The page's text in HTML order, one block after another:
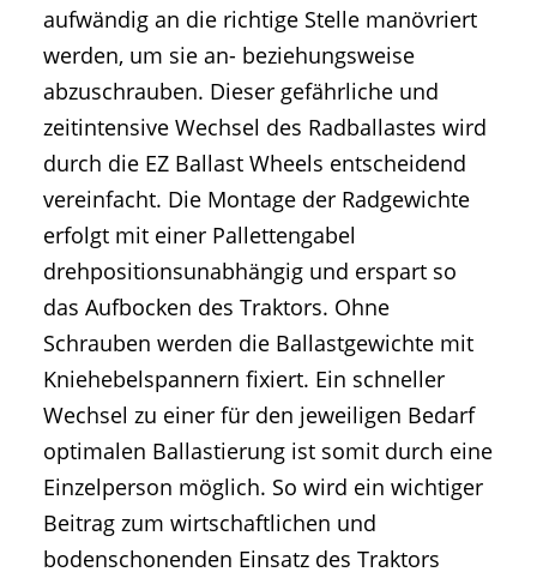
aufwändig an die richtige Stelle manövriert
werden, um sie an- beziehungsweise
abzuschrauben. Dieser gefährliche und
zeitintensive Wechsel des Radballastes wird
durch die EZ Ballast Wheels entscheidend
vereinfacht. Die Montage der Radgewichte
erfolgt mit einer Pallettengabel
drehpositionsunabhängig und erspart so
das Aufbocken des Traktors. Ohne
Schrauben werden die Ballastgewichte mit
Kniehebelspannern fixiert. Ein schneller
Wechsel zu einer für den jeweiligen Bedarf
optimalen Ballastierung ist somit durch eine
Einzelperson möglich. So wird ein wichtiger
Beitrag zum wirtschaftlichen und
bodenschonenden Einsatz des Traktors